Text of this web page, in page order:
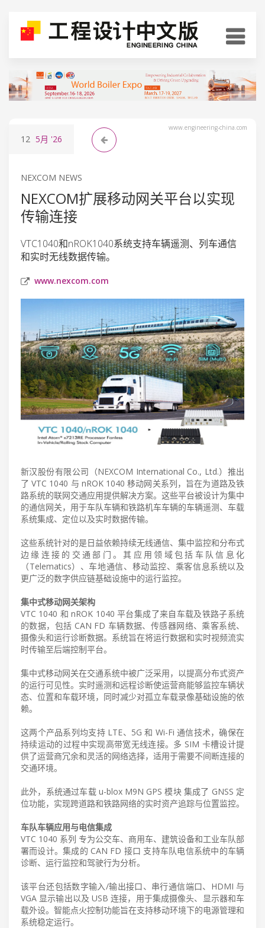
www.engineering-china.com
12 5月 '26
NEXCOM NEWS
NEXCOM扩展移动网关平台以实现
传输连接
VTC1040和nROK1040系统支持车辆遥测、列车通信
和实时无线数据传输。
www.nexcom.com
新汉股份有限公司（NEXCOM International Co., Ltd.）推出
了 VTC 1040 与 nROK 1040 移动网关系列，旨在为道路及铁
路系统的联网交通应用提供解决方案。这些平台被设计为集中
的通信网关，用于车队车辆和铁路机车车辆的车辆遥测、车载
系统集成、定位以及实时数据传输。
这些系统针对的是日益依赖持续无线通信、集中监控和分布式
边缘连接的交通部门。其应用领域包括车队信息化
（Telematics）、车地通信、移动监控、乘客信息系统以及
更广泛的数字供应链基础设施中的运行监控。
集中式移动网关架构
VTC 1040 和 nROK 1040 平台集成了来自车载及铁路子系统
的数据，包括 CAN FD 车辆数据、传感器网络、乘客系统、
摄像头和运行诊断数据。系统旨在将运行数据和实时视频流实
时传输至后端控制平台。
集中式移动网关在交通系统中被广泛采用，以提高分布式资产
的运行可见性。实时遥测和远程诊断使运营商能够监控车辆状
态、位置和车载环境，同时减少对孤立车载录像基础设施的依
赖。
这两个产品系列均支持 LTE、5G 和 Wi-Fi 通信技术，确保在
持续运动的过程中实现高带宽无线连接。多 SIM 卡槽设计提
供了运营商冗余和灵活的网络选择，适用于需要不间断连接的
交通环境。
此外，系统通过车载 u-blox M9N GPS 模块 集成了 GNSS 定
位功能，实现跨道路和铁路网络的实时资产追踪与位置监控。
车队车辆应用与电信集成
VTC 1040 系列 专为公交车、商用车、建筑设备和工业车队部
署而设计。集成的 CAN FD 接口 支持车队电信系统中的车辆
诊断、运行监控和驾驶行为分析。
该平台还包括数字输入/输出接口、串行通信端口、HDMI 与
VGA 显示输出以及 USB 连接，用于集成摄像头、显示器和车
载外设。智能点火控制功能旨在支持移动环境下的电源管理和
系统稳定运行。